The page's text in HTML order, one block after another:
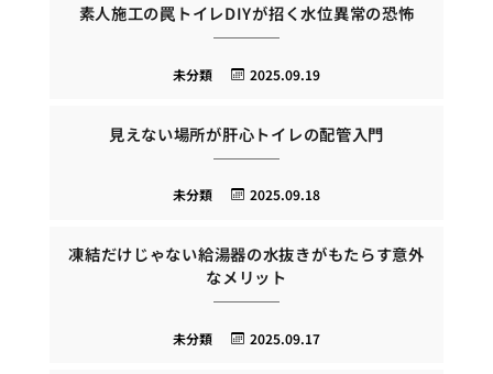
素人施工の罠トイレDIYが招く水位異常の恐怖
2025.09.19
未分類
見えない場所が肝心トイレの配管入門
2025.09.18
未分類
凍結だけじゃない給湯器の水抜きがもたらす意外
なメリット
2025.09.17
未分類